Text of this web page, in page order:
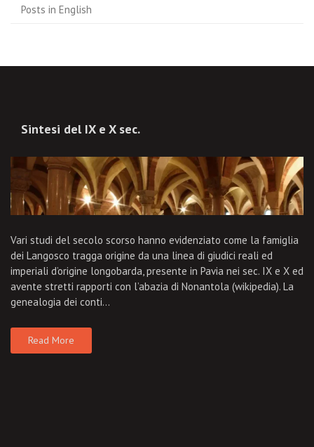
Posts in English
Sintesi del IX e X sec.
Vari studi del secolo scorso hanno evidenziato come la famiglia
dei Langosco tragga origine da una linea di giudici reali ed
imperiali d’origine longobarda, presente in Pavia nei sec. IX e X ed
avente stretti rapporti con l’abazia di Nonantola (wikipedia). La
genealogia dei conti…
Read More